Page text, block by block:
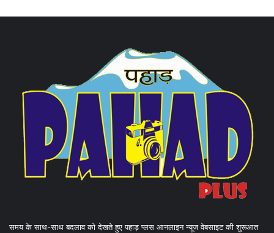
समय के साथ-साथ बदलाव को देखते हुए पहाड़ प्लस आनलाइन न्यूज वेबसाइट की शुरूआत